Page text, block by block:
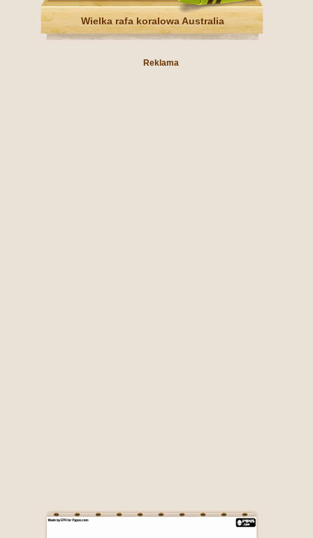
Wielka rafa koralowa Australia
Reklama